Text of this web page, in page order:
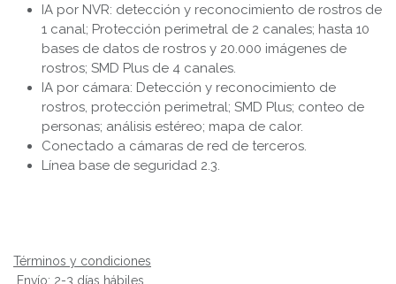
IA por NVR: detección y reconocimiento de rostros de
1 canal; Protección perimetral de 2 canales; hasta 10
bases de datos de rostros y 20.000 imágenes de
rostros; SMD Plus de 4 canales.
IA por cámara: Detección y reconocimiento de
rostros, protección perimetral; SMD Plus; conteo de
personas; análisis estéreo; mapa de calor.
Conectado a cámaras de red de terceros.
Línea base de seguridad 2.3.
Términos y condiciones
Envío: 2-3 días hábiles